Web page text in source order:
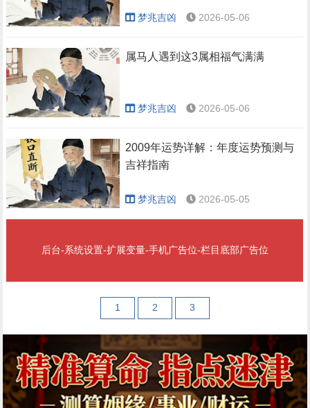
梦兆吉凶 2026-05-06
属马人遇到这3属相福气满满
梦兆吉凶 2026-05-06
2009年运势详解：年度运势预测与
吉祥指南
梦兆吉凶 2026-05-05
后台-系统设置-扩展变量-手机广告位-栏目底部广告位
1 2 3